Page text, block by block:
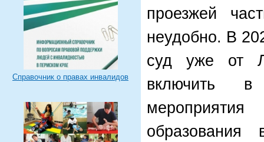
Справочник о правах инвалидов
проезжей
неудобно. В
суд уже от
включить в
образования